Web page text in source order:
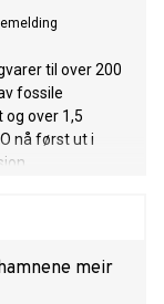
til over 200
fossile
over 1,5
nå først ut i
meir